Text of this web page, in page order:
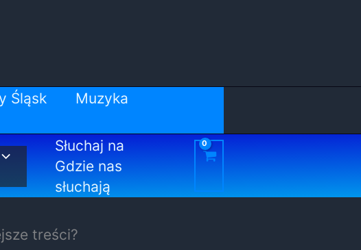
Śląsk
Muzyka
Słuchaj na
Gdzie nas
słuchają
treści?